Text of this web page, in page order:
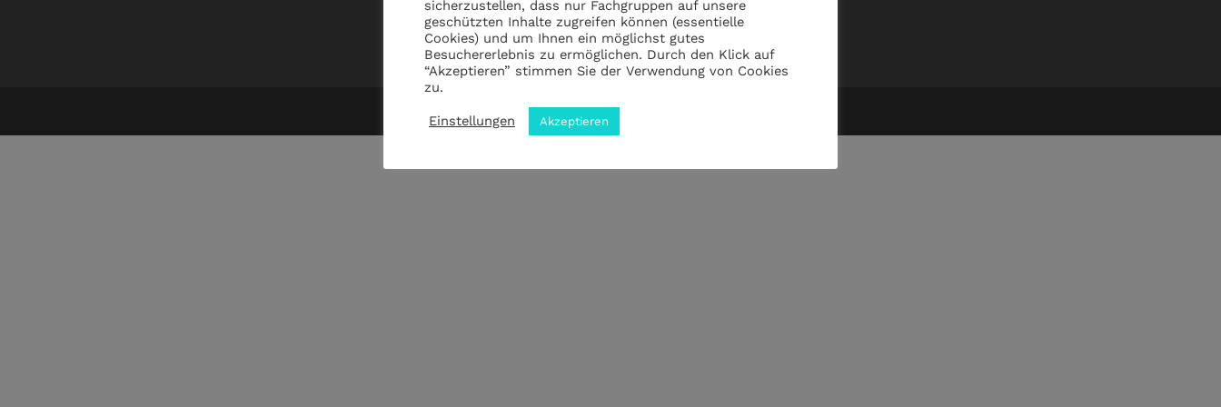
Impressum |Datenschutz|ANB
© 2023 by meZWEI designed by drehbankmedia
sicherzustellen, dass nur Fachgruppen auf unsere
geschützten Inhalte zugreifen können (essentielle
Cookies) und um Ihnen ein möglichst gutes
Besuchererlebnis zu ermöglichen. Durch den Klick auf
“Akzeptieren” stimmen Sie der Verwendung von Cookies
zu.
Einstellungen Akzeptieren